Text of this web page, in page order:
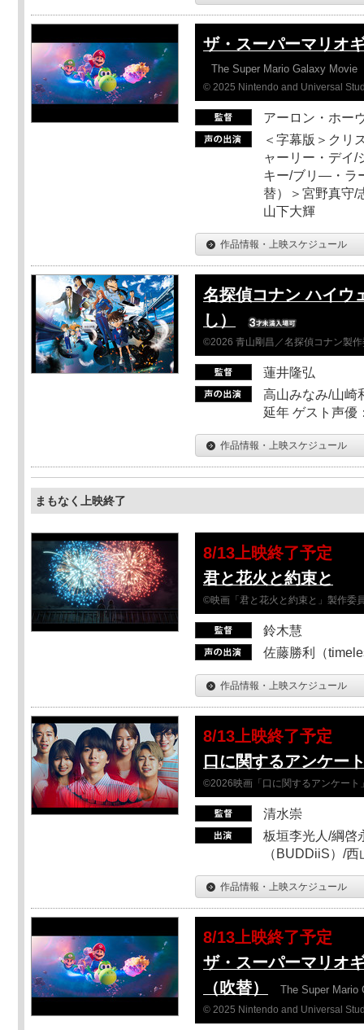
ザ・スーパーマリオ
The Super Mario Galaxy Movie
© 2025 Nintendo and Universal
アーロン・ホー
＜字幕版＞クリ
ャーリー・デイ/
キー/ブリ―・ラ
替）＞宮野真守/
山下大輝
作品情報・上映スケジュール
名探偵コナン ハイウ
し）
©2026 青山剛昌／名探偵コナン製
蓮井隆弘
高山みなみ/山崎
延年 ゲスト声優
作品情報・上映スケジュール
まもなく上映終了
8/13上映終了予定
君と花火と約束と
©映画「君と花火と約束と」製作委
鈴木慧
佐藤勝利（
作品情報・上映スケジュール
8/13上映終了予定
口に関するアンケー
©2026映画「口に関するアンケート
清水崇
板垣李光人/綱啓
（BUDDiiS）/
作品情報・上映スケジュール
8/13上映終了予定
ザ・スーパーマリオ
（吹替）
The Super Mario
© 2025 Nintendo and Universal